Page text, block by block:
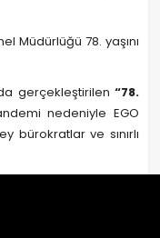
Müdürlüğü 78. yaşını
gerçekleştirilen “78.
nedeniyle EGO
bürokratlar ve sınırlı